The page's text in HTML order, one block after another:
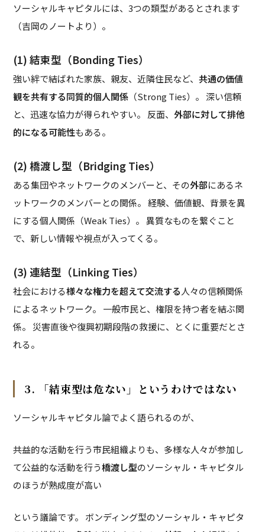
ソーシャルキャピタルには、3つの類型があるとされます
（吉岡のノートより）。
(1) 結束型（Bonding Ties）
強い絆で結ばれた家族、親友、近隣住民など、共通の価値
観を共有する同質的個人関係 （Strong Ties）。 深い信頼
と、迅速な協力が得られやすい。 反面、外部に対して排他
的になる可能性もある。
(2) 橋渡し型（Bridging Ties）
ある集団やネットワークのメンバーと、その外部にあるネ
ットワークのメンバーとの関係。 経験、価値観、背景を異
にする個人関係（Weak Ties）。 異質なものを繋ぐこと
で、新しい情報や視点が入ってくる。
(3) 連結型（Linking Ties）
社会における様々な権力を超えて交流する人々の信頼関係
によるネットワーク。 一般市民と、権限を持つ者を結ぶ関
係。 災害直後や復興初期段階の救援に、とくに重要だとさ
れる。
3. 「結束型は危ない」というわけではない
ソーシャルキャピタル論でよく語られるのが、
共益的な活動を行う市民組織よりも、多様な人々が参加し
て公益的な活動を行う橋渡し型のソーシャル・キャピタル
のほうが熟成度が高い
という議論です。 ボンディング型のソーシャル・キャピタ